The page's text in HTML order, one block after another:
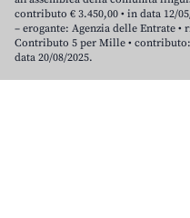
contributo € 3.450,00 • in data 12/
– erogante: Agenzia delle Entrate •
Contributo 5 per Mille • contributo:
data 20/08/2025.